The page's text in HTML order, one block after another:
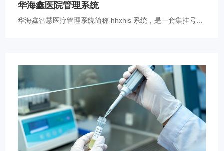
华海鑫医院管理系统
华海鑫智慧医疗管理系统简称 hhxhis 系统，是一套集挂号...